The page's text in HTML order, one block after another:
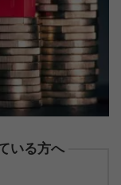
いる方へ